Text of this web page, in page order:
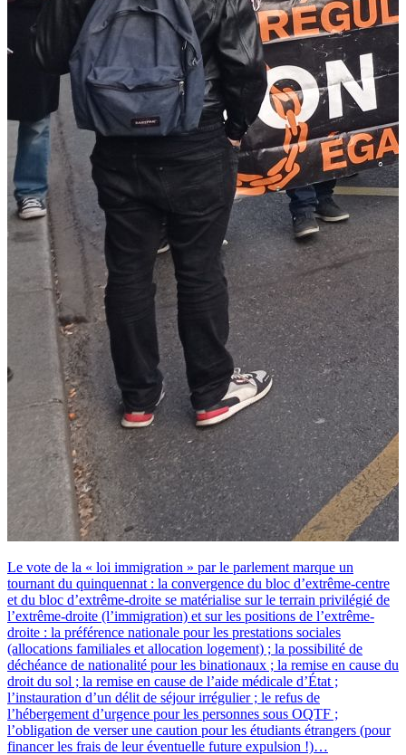
Le vote de la « loi immigration » par le parlement marque un
tournant du quinquennat : la convergence du bloc d’extrême-centre
et du bloc d’extrême-droite se matérialise sur le terrain privilégié de
l’extrême-droite (l’immigration) et sur les positions de l’extrême-
droite : la préférence nationale pour les prestations sociales
(allocations familiales et allocation logement) ; la possibilité de
déchéance de nationalité pour les binationaux ; la remise en cause du
droit du sol ; la remise en cause de l’aide médicale d’État ;
l’instauration d’un délit de séjour irrégulier ; le refus de
l’hébergement d’urgence pour les personnes sous OQTF ;
l’obligation de verser une caution pour les étudiants étrangers (pour
financer les frais de leur éventuelle future expulsion !)…